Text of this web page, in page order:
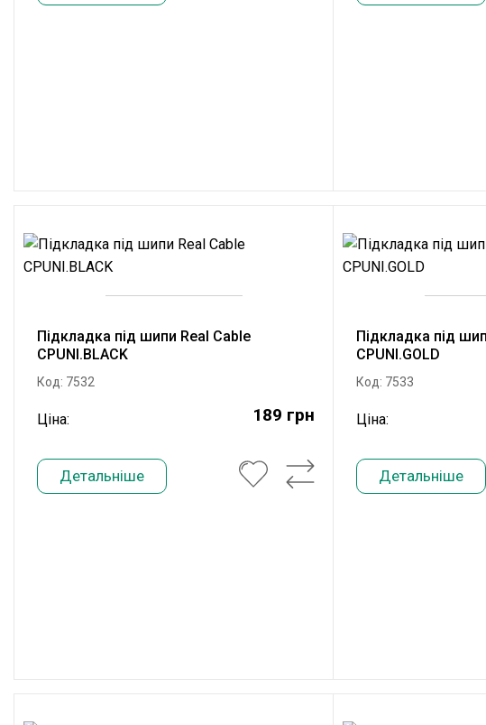
Підкладка під шипи Real Cable
CPUNI.BLACK
Код: 7532
Ціна: 189 грн
Детальніше
Підкладка під
CPUNI.GOLD
Код: 7533
Ціна:
Детальніше